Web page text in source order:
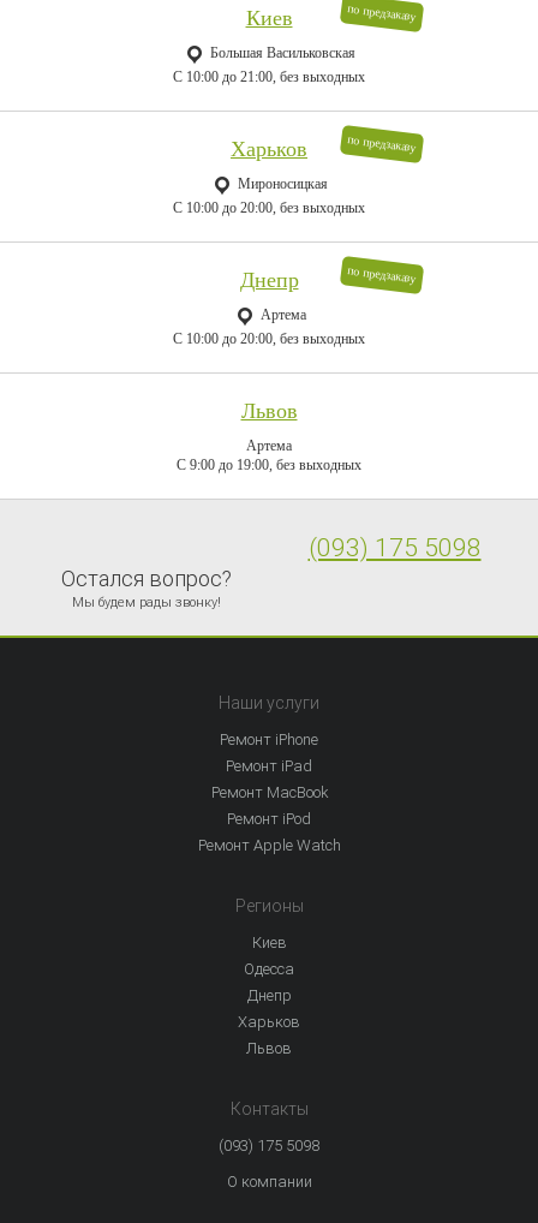
по предзаказу
Киев
Большая Васильковская
C 10:00 до 21:00, без выходных
по предзаказу
Харьков
Мироносицкая
C 10:00 до 20:00, без выходных
по предзаказу
Днепр
Артема
C 10:00 до 20:00, без выходных
Львов
Артема
C 9:00 до 19:00, без выходных
Остался вопрос?
Мы будем рады звонку!
(093) 175 5098
Наши услуги
Ремонт iPhone
Ремонт iPad
Ремонт MacBook
Ремонт iPod
Ремонт Apple Watch
Регионы
Киев
Одесса
Днепр
Харьков
Львов
Контакты
(093) 175 5098
О компании